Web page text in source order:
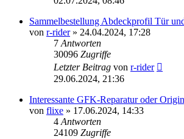
Sammelbestellung Abdeckprofil Tür
von r-rider» 24.04.2024, 17:28
7Antworten
30096 Zugriffe
Letzter Beitrag von r-rider
29.06.2024, 21:36
Interessante GFK-Reparatur oder
von flixe » 17.06.2024, 14:33
4Antworten
24109 Zugriffe